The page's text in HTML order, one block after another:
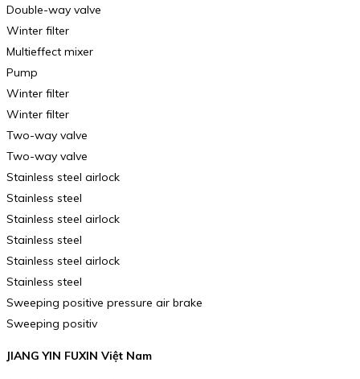
Double-way valve
Winter filter
Multieffect mixer
Pump
Winter filter
Winter filter
Two-way valve
Two-way valve
Stainless steel airlock
Stainless steel
Stainless steel airlock
Stainless steel
Stainless steel airlock
Stainless steel
Sweeping positive pressure air brake
Sweeping positiv
JIANG YIN FUXIN Việt Nam